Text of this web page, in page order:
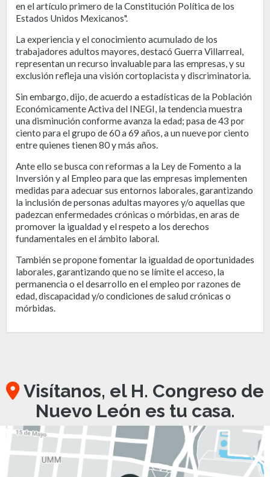
en el artículo primero de la Constitución Política de los
Estados Unidos Mexicanos".
La experiencia y el conocimiento acumulado de los
trabajadores adultos mayores, destacó Guerra Villarreal,
representan un recurso invaluable para las empresas, y su
exclusión refleja una visión cortoplacista y discriminatoria.
Sin embargo, dijo, de acuerdo a estadísticas de la Población
Económicamente Activa del INEGI, la tendencia muestra
una disminución conforme avanza la edad; pasa de 43 por
ciento para el grupo de 60 a 69 años, a un nueve por ciento
entre quienes tienen 80 y más años.
Ante ello se busca con reformas a la Ley de Fomento a la
Inversión y al Empleo para que las empresas implementen
medidas para adecuar sus entornos laborales, garantizando
la inclusión de personas adultas mayores y/o aquellas que
padezcan enfermedades crónicas o mórbidas, en aras de
promover la igualdad y el respeto a los derechos
fundamentales en el ámbito laboral.
También se propone fomentar la igualdad de oportunidades
laborales, garantizando que no se límite el acceso, la
permanencia o el desarrollo en el empleo por razones de
edad, discapacidad y/o condiciones de salud crónicas o
mórbidas.
Visítanos, el H. Congreso de
Nuevo León es tu casa.